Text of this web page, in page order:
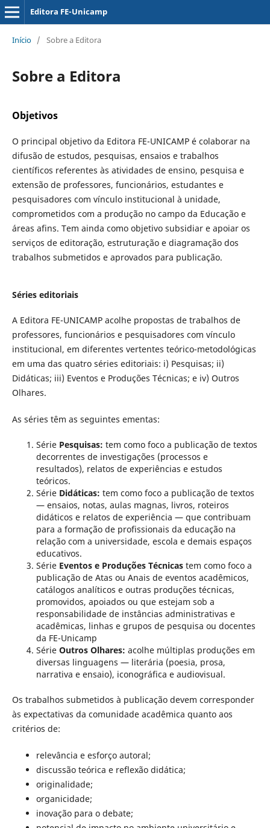
Editora FE-Unicamp
Início / Sobre a Editora
Sobre a Editora
Objetivos
O principal objetivo da Editora FE-UNICAMP é colaborar na
difusão de estudos, pesquisas, ensaios e trabalhos
científicos referentes às atividades de ensino, pesquisa e
extensão de professores, funcionários, estudantes e
pesquisadores com vínculo institucional à unidade,
comprometidos com a produção no campo da Educação e
áreas afins. Tem ainda como objetivo subsidiar e apoiar os
serviços de editoração, estruturação e diagramação dos
trabalhos submetidos e aprovados para publicação.
Séries editoriais
A Editora FE-UNICAMP acolhe propostas de trabalhos de
professores, funcionários e pesquisadores com vínculo
institucional, em diferentes vertentes teórico-metodológicas
em uma das quatro séries editoriais: i) Pesquisas; ii)
Didáticas; iii) Eventos e Produções Técnicas; e iv) Outros
Olhares.
As séries têm as seguintes ementas:
SériePesquisas: tem como foco a publicação de textos
decorrentes de investigações (processos e
resultados), relatos de experiências e estudos
teóricos.
SérieDidáticas: tem como foco a publicação de textos
— ensaios, notas, aulas magnas, livros, roteiros
didáticos e relatos de experiência — que contribuam
para a formação de profissionais da educação na
relação com a universidade, escola e demais espaços
educativos.
Série Eventos e Produções Técnicastem como foco a
publicação de Atas ou Anais de eventos acadêmicos,
catálogos analíticos e outras produções técnicas,
promovidos, apoiados ou que estejam sob a
responsabilidade de instâncias administrativas e
acadêmicas, linhas e grupos de pesquisa ou docentes
da FE-Unicamp
Série Outros Olhares: acolhe múltiplas produções em
diversas linguagens — literária (poesia, prosa,
narrativa e ensaio), iconográfica e audiovisual.
Os trabalhos submetidos à publicação devem corresponder
às expectativas da comunidade acadêmica quanto aos
critérios de:
relevância e esforço autoral;
discussão teórica e reflexão didática;
originalidade;
organicidade;
inovação para o debate;